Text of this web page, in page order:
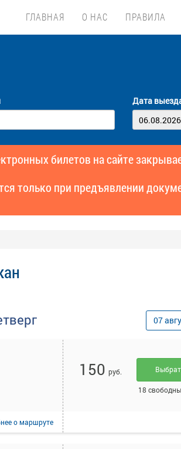
ГЛАВНАЯ О НАС ПРАВИЛА
Дата
билетов на сайте
только при предъявлении
07
о маршруте
150 руб.
18